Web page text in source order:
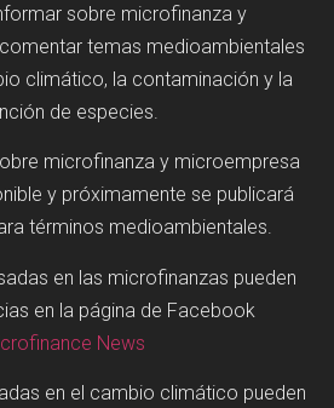
sobre microfinanza y
temas medioambientales
climático, la contaminación y la
de especies.
microfinanza y microempresa
y próximamente se publicará
términos medioambientales.
en las microfinanzas pueden
en la página de Facebook
News
en el cambio climático pueden